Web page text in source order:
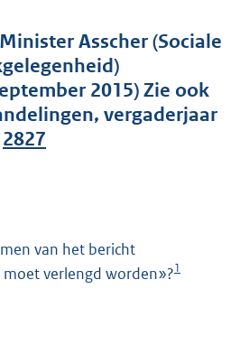
:
4
2
b
Asscher (Sociale
2015) Zie ook
vergaderjaar
2827
van het bericht
moet verlengd worden»?1